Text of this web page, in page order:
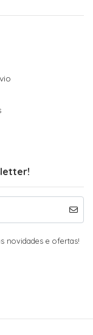
novidades e ofertas!